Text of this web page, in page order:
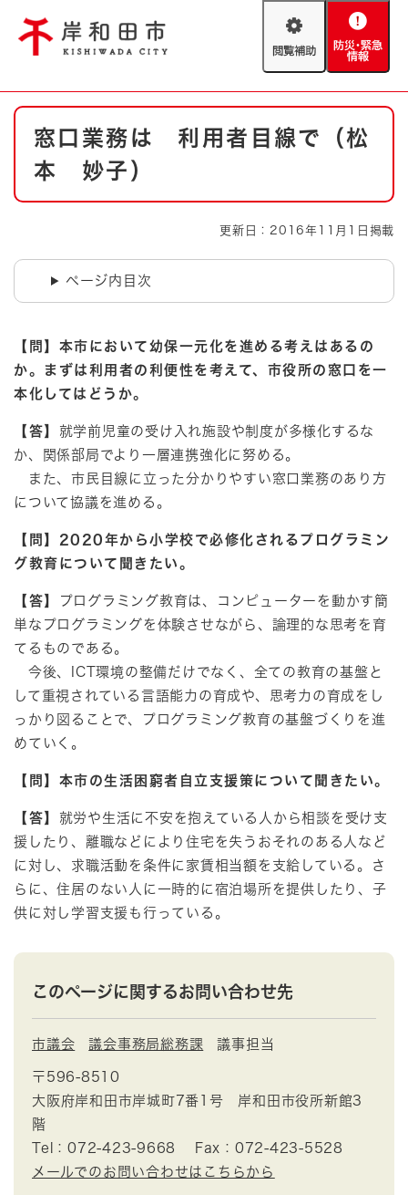
閲
助
防
緊
情
やさしい日本語
防災・緊急情報 救急・消防
ハザードマップ
本
窓口業務は 利用者目線で（松
本 妙子）
更新日：2016年11月1日掲載
ページ内目次
【問】本市において幼保一元化を進める考えはあるの
か。まずは利用者の利便性を考えて、市役所の窓口を一
本化してはどうか。
【答】 就学前児童の受け入れ施設や制度が多様化するな
か、関係部局でより一層連携強化に努める。
また、市民目線に立った分かりやすい窓口業務のあり方
について協議を進める。
【問】2020年から小学校で必修化されるプログラミン
グ教育について聞きたい。
【答】
プログラミング教育は、コンピューターを動かす簡
単なプログラミングを体験させながら、論理的な思考を育
てるものである。
今後、ICT環境の整備だけでなく、全ての教育の基盤と
して重視されている言語能力の育成や、思考力の育成をし
っかり図ることで、プログラミング教育の基盤づくりを進
めていく。
【問】本市の生活困窮者自立支援策について聞きたい。
【答】 就労や生活に不安を抱えている人から相談を受け支
援したり、離職などにより住宅を失うおそれのある人など
に対し、求職活動を条件に家賃相当額を支給している。さ
らに、住居のない人に一時的に宿泊場所を提供したり、子
供に対し学習支援も行っている。
このページに関するお問い合わせ先
市議会 議会事務局総務課 議事担当
〒596-8510
大阪府岸和田市岸城町7番1号 岸和田市役所新館3
階
Tel：072-423-9668
Fax：072-423-5528
メールでのお問い合わせはこちらから